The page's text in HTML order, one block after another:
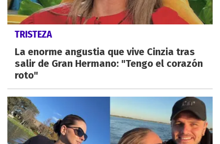
TRISTEZA
La enorme angustia que vive Cinzia tras
salir de Gran Hermano: "Tengo el corazón
roto"